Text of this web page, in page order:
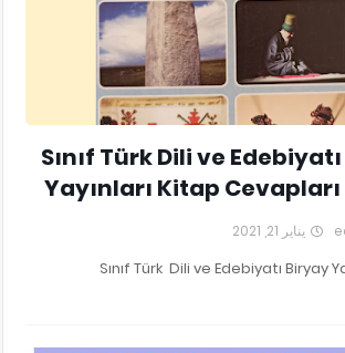
10.Sınıf Türk Dili ve
Yayınları Kitap Cevapları
يناير 21, 2021
10.Sınıf Türk Dili ve Edebiyatı Biryay